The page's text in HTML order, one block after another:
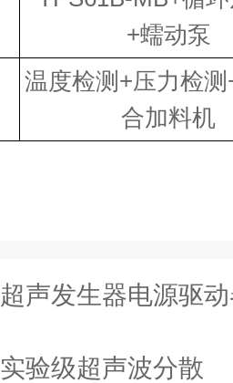
+蠕动泵
温度检测 +压力检测
合加料机
超声发生器电源驱
实验级超声波分散